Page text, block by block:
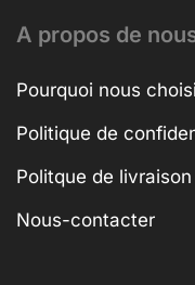
A propos de
Pourquoi nous
Politique de
Politque de
Nous-contacter